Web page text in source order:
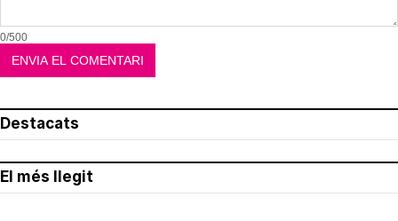
0/500
Destacats
El més llegit